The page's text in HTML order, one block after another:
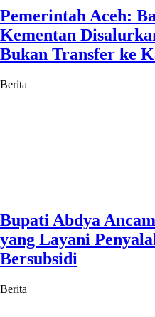
Pemerintah Aceh:
Kementan
Bukan Transfer ke
Berita
Bupati Abdya
yang Layani
Bersubsidi
Berita